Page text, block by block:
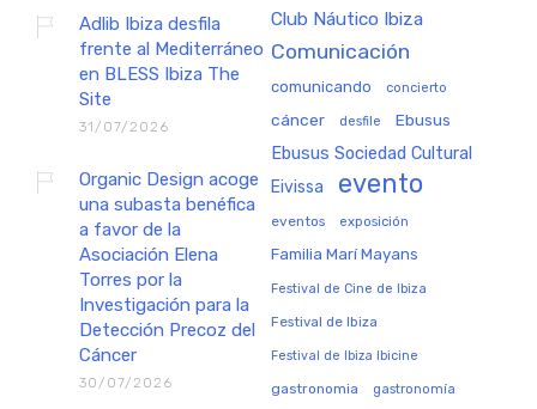
Adlib Ibiza desfila
frente al Mediterráneo
en BLESS Ibiza The
Site
31/07/2026
Organic Design acoge
una subasta benéfica
a favor de la
Asociación Elena
Torres por la
Investigación para la
Detección Precoz del
Cáncer
30/07/2026
Club Náutico Ibiza
Comunicación
comunicando concierto
cáncer desfile Ebusus
Ebusus Sociedad Cultural
Eivissa evento
eventos exposición
Familia Marí Mayans
Festival de Cine de Ibiza
Festival de Ibiza
Festival de Ibiza Ibicine
gastronomia gastronomía